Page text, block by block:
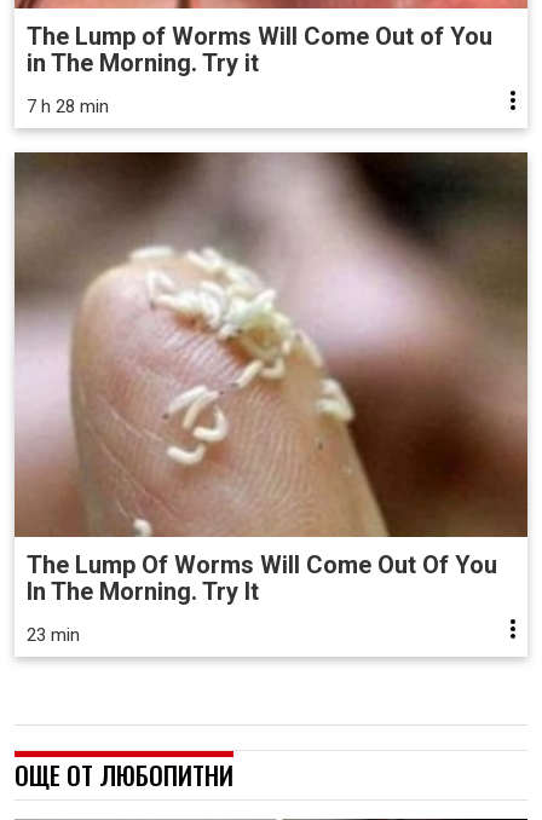
The Lump of Worms Will Come Out of You
in The Morning. Try it
7 h 28 min
The Lump Of Worms Will Come Out Of You
In The Morning. Try It
23 min
ОЩЕ ОТ ЛЮБОПИТНИ